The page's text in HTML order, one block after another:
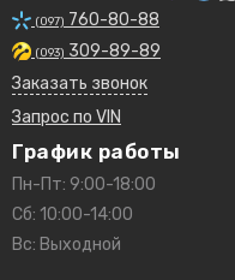
(097) 760-80-88
(093) 309-89-89
Заказать звонок
Запрос по VIN
График работы
Пн-Пт: 9:00-18:00
Сб: 10:00-14:00
Вс: Выходной